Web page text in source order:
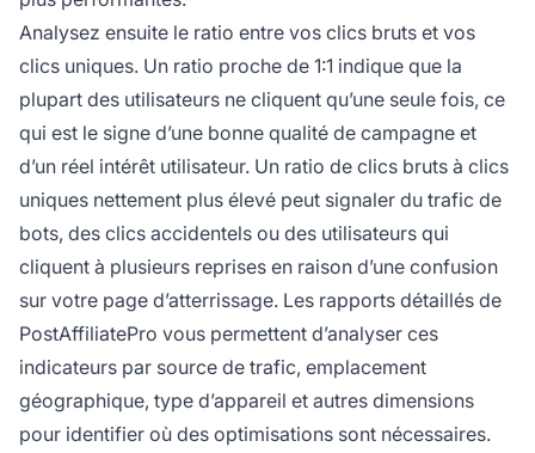
Analysez ensuite le ratio entre vos clics bruts et vos
clics uniques. Un ratio proche de 1:1 indique que la
plupart des utilisateurs ne cliquent qu’une seule fois, ce
qui est le signe d’une bonne qualité de campagne et
d’un réel intérêt utilisateur. Un ratio de clics bruts à clics
uniques nettement plus élevé peut signaler du trafic de
bots, des clics accidentels ou des utilisateurs qui
cliquent à plusieurs reprises en raison d’une confusion
sur votre page d’atterrissage. Les rapports détaillés de
PostAffiliatePro vous permettent d’analyser ces
indicateurs par source de trafic, emplacement
géographique, type d’appareil et autres dimensions
pour identifier où des optimisations sont nécessaires.